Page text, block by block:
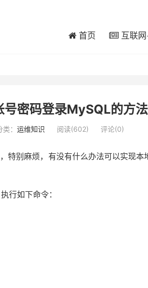
首页 互联网
号密码登录MySQL的方法
类： 运维知识 阅读(602) 评论(0)
特别麻烦，有没有什么办法可以实现本
行如下命令：